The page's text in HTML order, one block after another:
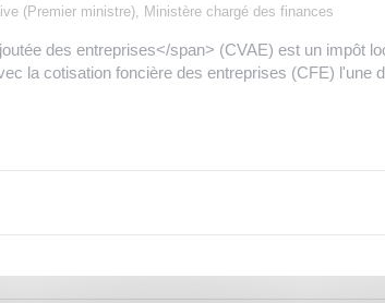
(Premier ministre), Ministère chargé des finances
des entreprises</span> (CVAE) est un impôt
la cotisation foncière des entreprises (CFE) l'une